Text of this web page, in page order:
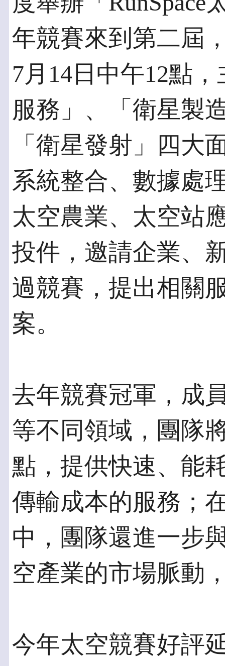
年競賽來到第二屆
7月14日中午12點
服務」、「衛星製
「衛星發射」四大
系統整合、數據處
太空農業、太空站
投件，邀請企業、
過競賽，提出相關
案。
去年競賽冠軍，成
等不同領域，團隊
點，提供快速、能
傳輸成本的服務；
中，團隊還進一步
空產業的市場脈動
今年太空競賽好評